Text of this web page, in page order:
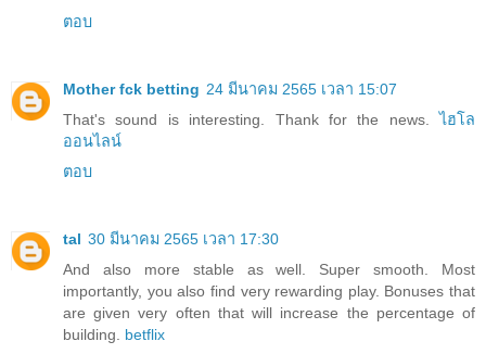
ตอบ
Mother fck betting 24 มีนาคม 2565 เวลา 15:07
That's sound is interesting. Thank for the news.ไฮโล
ออนไลน์
ตอบ
tal 30 มีนาคม 2565 เวลา 17:30
And also more stable as well. Super smooth. Most
importantly, you also find very rewarding play. Bonuses that
are given very often that will increase the percentage of
building. betflix